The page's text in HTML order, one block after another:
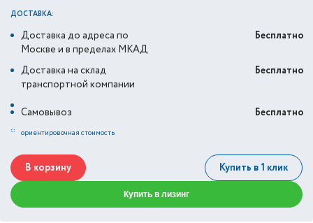
ДОСТАВКА:
Доставка до адреса по
Москве и в пределах МКАД
Бесплатно
Доставка на склад
транспортной компании
Бесплатно
Самовывоз
Бесплатно
* ориентировочная стоимость
В корзину Купить в 1 клик
Купить в лизинг